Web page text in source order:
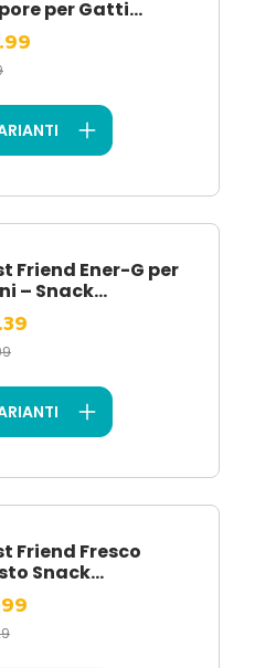
per Gatti...
Friend Ener-G per
– Snack...
Friend Fresco
Snack...